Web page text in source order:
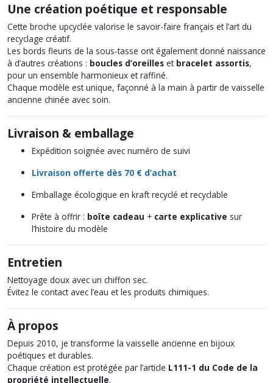
Une création poétique et responsable
Cette broche upcyclée valorise le savoir-faire français et l’art du
recyclage créatif.
Les bords fleuris de la sous-tasse ont également donné naissance
à d’autres créations : boucles d’oreilles et bracelet assortis,
pour un ensemble harmonieux et raffiné.
Chaque modèle est unique, façonné à la main à partir de vaisselle
ancienne chinée avec soin.
Livraison & emballage
Expédition soignée avec numéro de suivi
Livraison offerte dès 70 € d’achat
Emballage écologique en kraft recyclé et recyclable
Prête à offrir : boîte cadeau + carte explicative sur
l’histoire du modèle
Entretien
Nettoyage doux avec un chiffon sec.
Évitez le contact avec l’eau et les produits chimiques.
À propos
Depuis 2010, je transforme la vaisselle ancienne en bijoux
poétiques et durables.
Chaque création est protégée par l’article L111-1 du Code de la
propriété intellectuelle.